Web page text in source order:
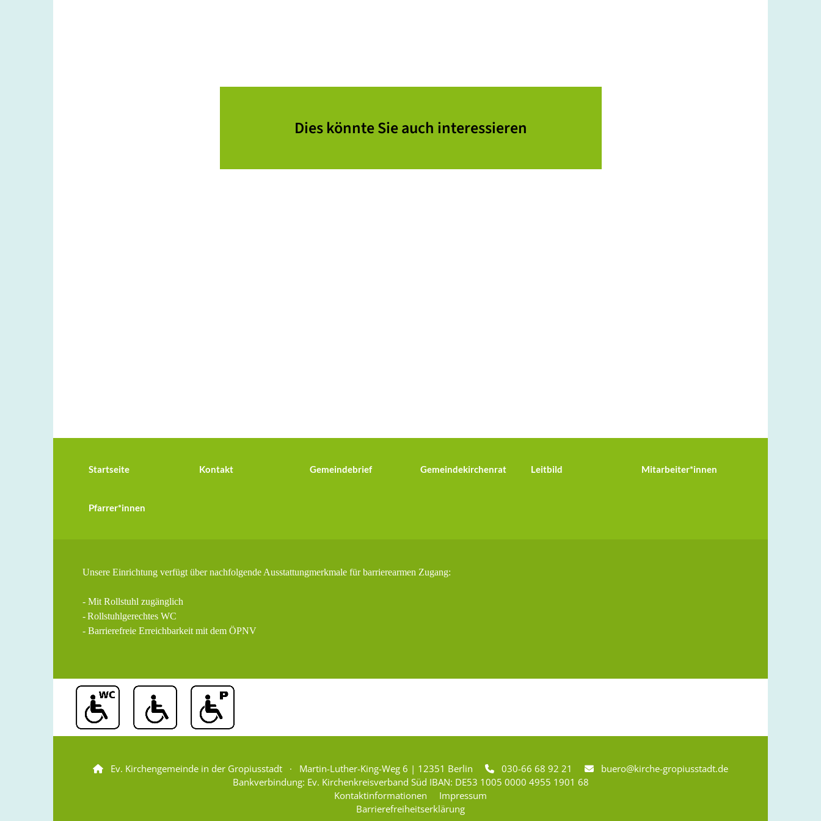
Dies könnte Sie auch interessieren
Startseite Kontakt Gemeindebrief Gemeindekirchenrat Leitbild Mitarbeiter*innen
Pfarrer*innen
Unsere Einrichtung verfügt über nachfolgende Ausstattungmerkmale für barrierearmen Zugang:
- Mit Rollstuhl zugänglich
-Rollstuhlgerechtes WC
- Barrierefreie Erreichbarkeit mit dem ÖPNV
 Ev. Kirchengemeinde in der Gropiusstadt · Martin-Luther-King-Weg 6 | 12351 Berlin  030-66 68 92 21 
buero@kirche-gropiusstadt.de
Bankverbindung: Ev. Kirchenkreisverband Süd IBAN: DE53 1005 0000 4955 1901 68
Kontaktinformationen
Impressum
Barrierefreiheitserklärung